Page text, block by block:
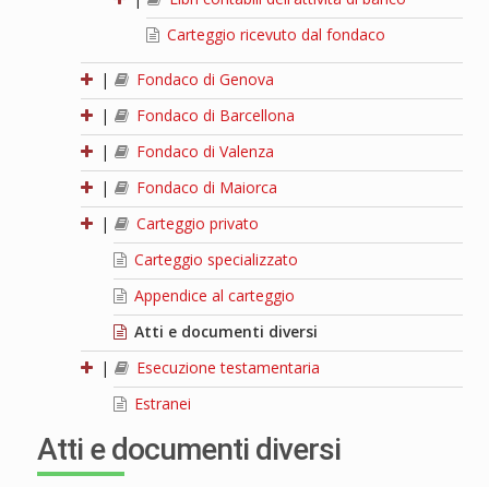
Carteggio ricevuto dal fondaco
|
Fondaco di Genova
|
Fondaco di Barcellona
|
Fondaco di Valenza
|
Fondaco di Maiorca
|
Carteggio privato
Carteggio specializzato
Appendice al carteggio
Atti e documenti diversi
|
Esecuzione testamentaria
Estranei
Atti e documenti diversi